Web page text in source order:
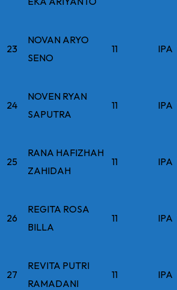
23
NOVAN ARYO
SENO
11 IPA
24
NOVEN RYAN
SAPUTRA
11 IPA
25
RANA HAFIZHAH
ZAHIDAH
11 IPA
26
REGITA ROSA
BILLA
11 IPA
27
REVITA PUTRI
RAMADANI
11 IPA